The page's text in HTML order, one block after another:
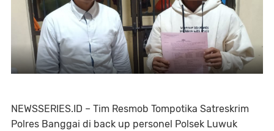
NEWSSERIES.ID – Tim Resmob Tompotika Satreskrim
Polres Banggai di back up personel Polsek Luwuk